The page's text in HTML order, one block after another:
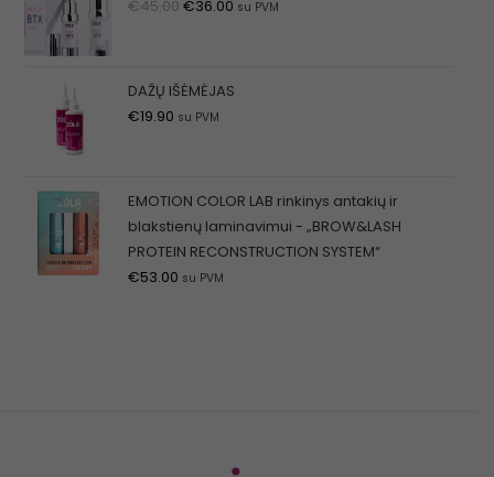
€45.00 €36.00 su PVM
DAŽŲ IŠĖMĖJAS
€19.90 su PVM
EMOTION COLOR LAB rinkinys antakių ir
blakstienų laminavimui - „BROW&LASH
PROTEIN RECONSTRUCTION SYSTEM“
€53.00 su PVM